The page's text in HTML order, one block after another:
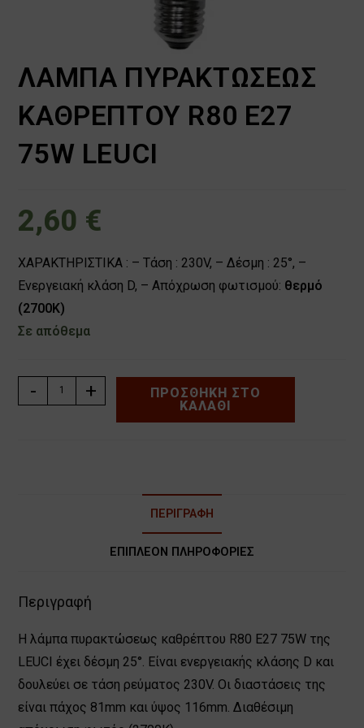
ΛΑΜΠΑ ΠΥΡΑΚΤΩΣΕΩΣ
ΚΑΘΡΕΠΤΟΥ R80 E27
75W LEUCI
2,60 €
ΧΑΡΑΚΤΗΡΙΣΤΙΚΑ : – Τάση : 230V, – Δέσμη : 25°, –
Ενεργειακή κλάση D, – Απόχρωση φωτισμού: θερμό
(2700Κ)
Σε απόθεμα
ΠΥΡΑΚΤΩΣΕΩΣ
- +
ΠΡΟΣΘΉΚΗ ΣΤΟ
ΚΑΛΆΘΙ
ΠΕΡΙΓΡΑΦΉ
ΕΠΙΠΛΈΟΝ ΠΛΗΡΟΦΟΡΊΕΣ
Περιγραφή
Η λάμπα πυρακτώσεως καθρέπτου R80 E27 75W της
LEUCI έχει δέσμη 25°. Είναι ενεργειακής κλάσης D και
δουλεύει σε τάση ρεύματος 230V. Οι διαστάσεις της
είναι πάχος 81mm και ύψος 116mm. Διαθέσιμη